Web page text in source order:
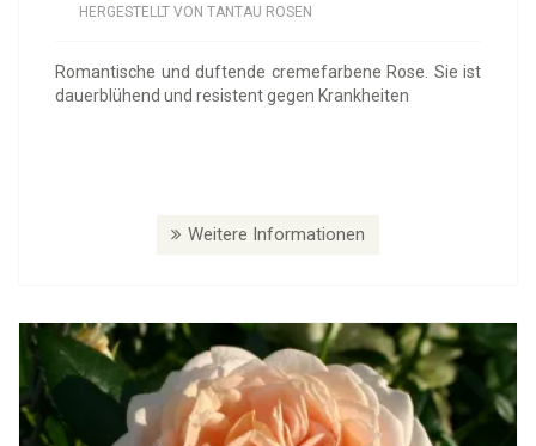
HERGESTELLT VON TANTAU ROSEN
Romantische und duftende cremefarbene Rose. Sie ist
dauerblühend und resistent gegen Krankheiten
Weitere Informationen